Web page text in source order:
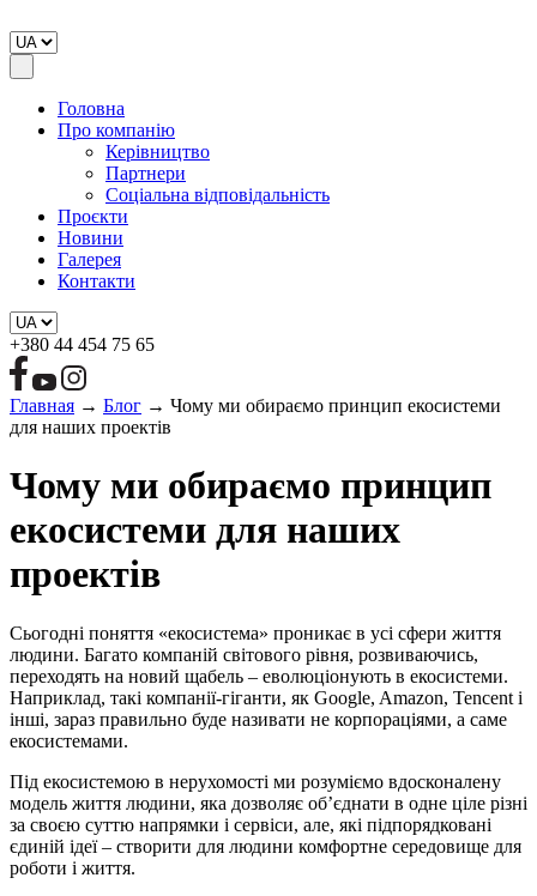
Головна
Про компанію
Керівництво
Партнери
Соціальна відповідальність
Проєкти
Новини
Галерея
Контакти
+380 44 454 75 65
Главная → Блог → Чому ми обираємо принцип екосистеми
для наших проектів
Чому ми обираємо принцип
екосистеми для наших
проектів
Сьогодні поняття «екосистема» проникає в усі сфери життя
людини. Багато компаній світового рівня, розвиваючись,
переходять на новий щабель – еволюціонують в екосистеми.
Наприклад, такі компанії-гіганти, як Google, Amazon, Tencent і
інші, зараз правильно буде називати не корпораціями, а саме
екосистемами.
Під екосистемою в нерухомості ми розуміємо вдосконалену
модель життя людини, яка дозволяє об’єднати в одне ціле різні
за своєю суттю напрямки і сервіси, але, які підпорядковані
єдиній ідеї – створити для людини комфортне середовище для
роботи і життя.